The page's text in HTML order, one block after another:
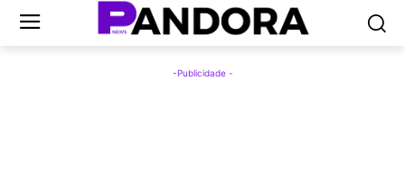
-Publicidade -